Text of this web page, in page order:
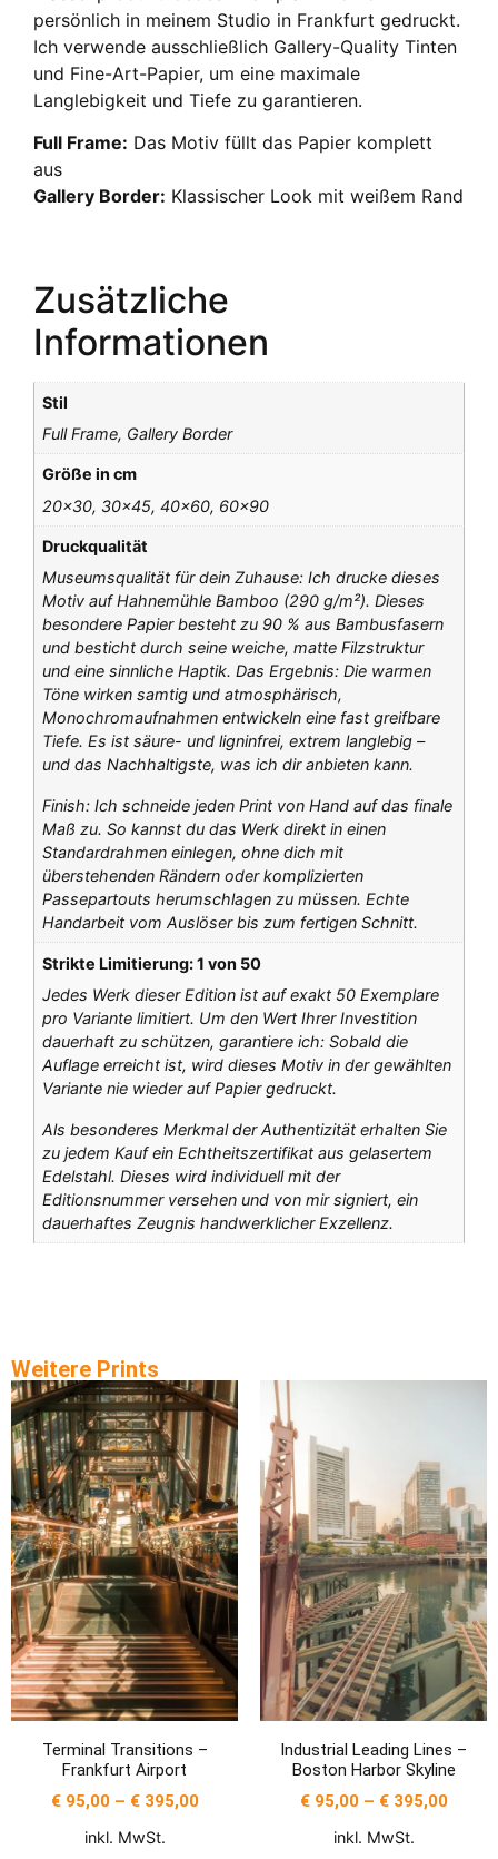
persönlich in meinem Studio in Frankfurt gedruckt.
Ich verwende ausschließlich Gallery-Quality Tinten
und Fine-Art-Papier, um eine maximale
Langlebigkeit und Tiefe zu garantieren.
Full Frame: Das Motiv füllt das Papier komplett
aus
Gallery Border: Klassischer Look mit weißem Rand
Zusätzliche
Informationen
Stil
Full Frame, Gallery Border
Größe in cm
20×30, 30×45, 40×60, 60×90
Druckqualität
Museumsqualität für dein Zuhause: Ich drucke dieses
Motiv auf Hahnemühle Bamboo (290 g/m²). Dieses
besondere Papier besteht zu 90 % aus Bambusfasern
und besticht durch seine weiche, matte Filzstruktur
und eine sinnliche Haptik. Das Ergebnis: Die warmen
Töne wirken samtig und atmosphärisch,
Monochromaufnahmen entwickeln eine fast greifbare
Tiefe. Es ist säure- und ligninfrei, extrem langlebig –
und das Nachhaltigste, was ich dir anbieten kann.
Finish: Ich schneide jeden Print von Hand auf das finale
Maß zu. So kannst du das Werk direkt in einen
Standardrahmen einlegen, ohne dich mit
überstehenden Rändern oder komplizierten
Passepartouts herumschlagen zu müssen. Echte
Handarbeit vom Auslöser bis zum fertigen Schnitt.
Strikte Limitierung: 1 von 50
Jedes Werk dieser Edition ist auf exakt 50 Exemplare
pro Variante limitiert. Um den Wert Ihrer Investition
dauerhaft zu schützen, garantiere ich: Sobald die
Auflage erreicht ist, wird dieses Motiv in der gewählten
Variante nie wieder auf Papier gedruckt.
Als besonderes Merkmal der Authentizität erhalten Sie
zu jedem Kauf ein Echtheitszertifikat aus gelasertem
Edelstahl. Dieses wird individuell mit der
Editionsnummer versehen und von mir signiert, ein
dauerhaftes Zeugnis handwerklicher Exzellenz.
Weitere Prints
Terminal Transitions –
Frankfurt Airport
€95,00– €395,00
inkl. MwSt.
Industrial Leading Lines –
Boston Harbor Skyline
€95,00– €395,00
inkl. MwSt.